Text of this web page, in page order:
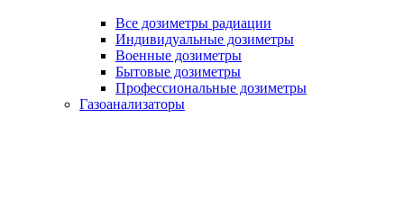
Все дозиметры радиации
Индивидуальные дозиметры
Военные дозиметры
Бытовые дозиметры
Профессиональные дозиметры
Газоанализаторы